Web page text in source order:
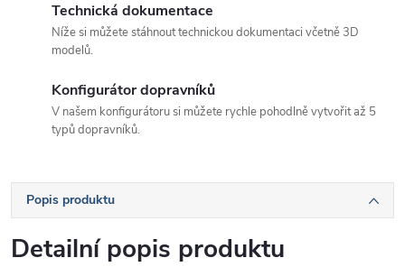
Technická dokumentace
Níže si můžete stáhnout technickou dokumentaci včetně 3D
modelů.
Konfigurátor dopravníků
V našem konfigurátoru si můžete rychle pohodlně vytvořit až 5
typů dopravníků.
Popis produktu
Detailní popis produktu